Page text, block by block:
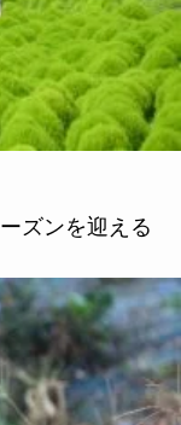
ズンを迎える